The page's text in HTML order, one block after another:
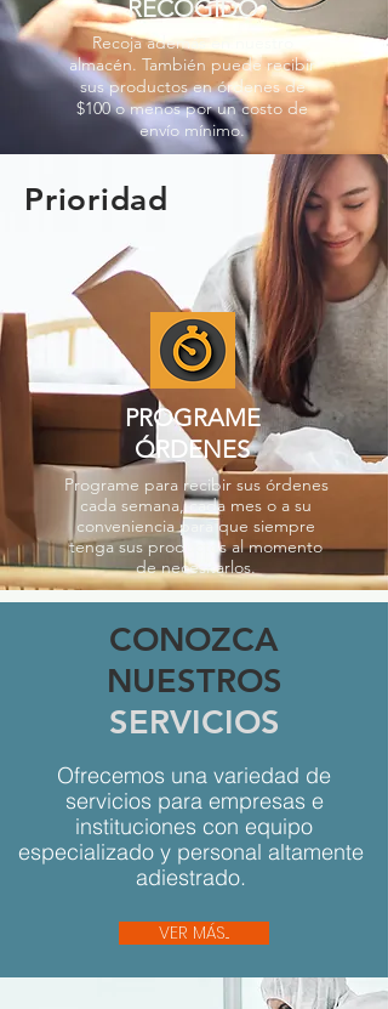
RECOGIDO
Recoja además en nuestro
almacén. También puede recibir
sus productos en órdenes de
$100 o menos por un costo de
envío mínimo.
Prioridad
PROGRAME
ÓRDENES
Programe para recibir sus órdenes
cada semana, cada mes o a su
conveniencia para que siempre
tenga sus productos al momento
de necesitarlos.
CONOZCA
NUESTROS
SERVICIOS
Ofrecemos una variedad de
servicios para empresas e
instituciones con equipo
especializado y personal altamente
adiestrado.
VER MÁS...